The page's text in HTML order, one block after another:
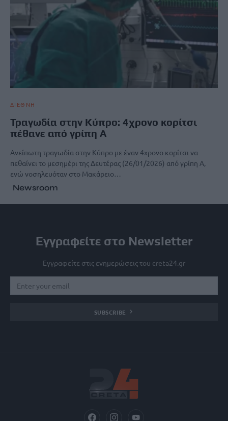
ΔΙΕΘΝΗ
Τραγωδία στην Κύπρο: 4χρονο κορίτσι
πέθανε από γρίπη Α
Ανείπωτη τραγωδία στην Κύπρο με έναν 4χρονο κορίτσι να
πεθαίνει το μεσημέρι της Δευτέρας (26/01/2026) από γρίπη Α,
ενώ νοσηλευόταν στο Μακάρειο…
Newsroom
Εγγραφείτε στο Newsletter
Εγγραφείτε στις ενημερώσεις του creta24.gr
SUBSCRIBE